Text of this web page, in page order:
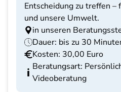
Entscheidung zu treffen –
und unsere Umwelt.
in unseren
Dauer: bis zu 30
Kosten: 30,00 Euro
Beratungsart:
Videoberatung